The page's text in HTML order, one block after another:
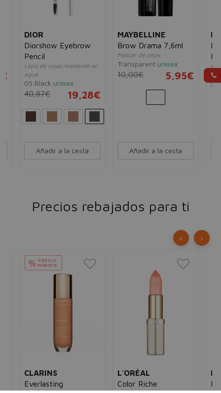
DIOR
Diorshow Eyebrow
Pencil
Lápiz de cejas resistente al
agua
05 Black unisex
40,87€ 19,28€
Añadir a la cesta
MAYBELLINE
Brow Drama 7,6ml
Máscar de cejas
Transparent unisex
10,00€ 5,95€
Añadir a la cesta
Precios rebajados para ti
% PRECIO
MÍNIMO
CLARINS
Everlasting
L'ORÉAL
Color Riche
‹ ›